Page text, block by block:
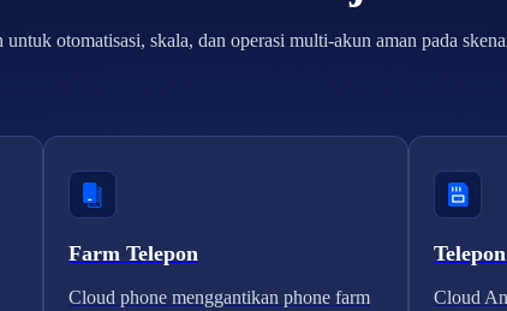
otomatisasi, skala, dan operasi multi-akun aman pada
Farm Telepon
Cloud phone menggantikan phone farm
Cloud